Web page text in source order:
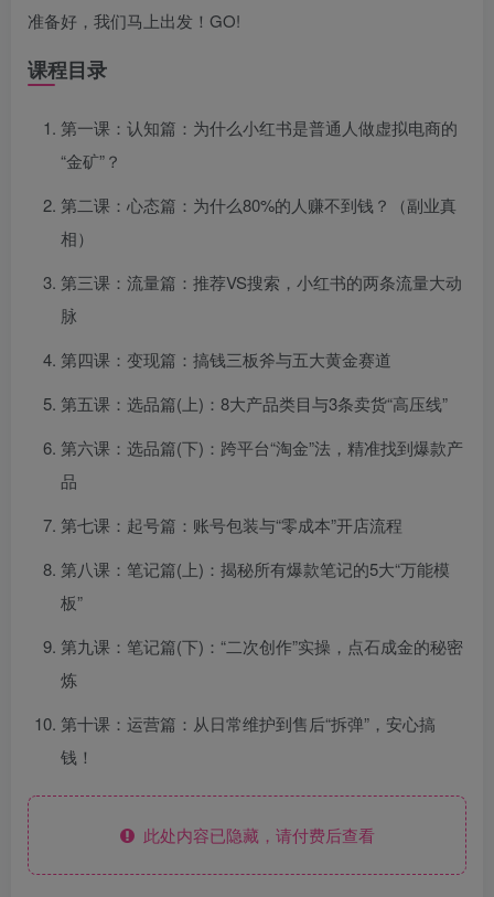
准备好，我们马上出发！GO!
课程目录
第一课：认知篇：为什么小红书是普通人做虚拟电商的
“金矿”？
第二课：心态篇：为什么80%的人赚不到钱？（副业真
相）
第三课：流量篇：推荐VS搜索，小红书的两条流量大动
脉
第四课：变现篇：搞钱三板斧与五大黄金赛道
第五课：选品篇(上)：8大产品类目与3条卖货“高压线”
第六课：选品篇(下)：跨平台“淘金”法，精准找到爆款产
品
第七课：起号篇：账号包装与“零成本”开店流程
第八课：笔记篇(上)：揭秘所有爆款笔记的5大“万能模
板”
第九课：笔记篇(下)：“二次创作”实操，点石成金的秘密
炼
第十课：运营篇：从日常维护到售后“拆弹”，安心搞
钱！
此处内容已隐藏，请付费后查看